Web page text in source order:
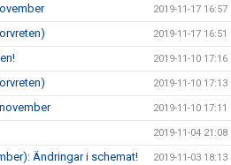
2019-11-17 16:57
2019-11-17 16:51
2019-11-10 17:16
2019-11-10 17:13
2019-11-10 17:11
2019-11-04 21:08
Ändringar i schemat! 2019-11-03 18:13